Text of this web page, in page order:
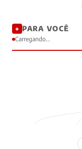
✦ PARA VOCÊ
Carregando...